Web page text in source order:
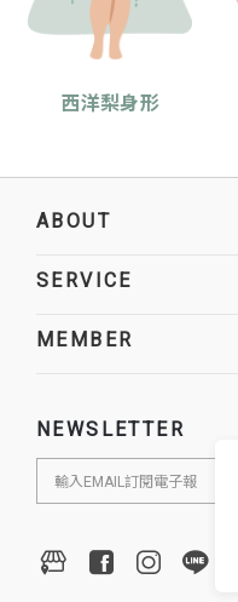
西洋梨身形
ABOUT
SERVICE
MEMBER
NEWSLETTER